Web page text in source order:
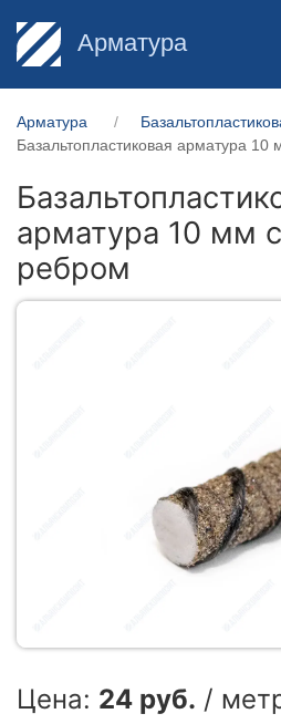
Арматура
Арматура
Базальтопластиковая арматура
арматура 10 мм
ребром
Цена: 24 руб. /